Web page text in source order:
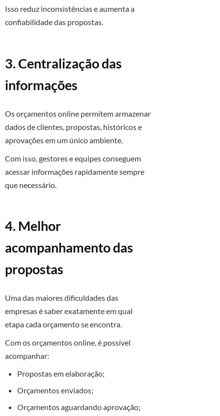
Isso reduz inconsistências e aumenta a
confiabilidade das propostas.
3. Centralização das
informações
Os orçamentos online permitem armazenar
dados de clientes, propostas, históricos e
aprovações em um único ambiente.
Com isso, gestores e equipes conseguem
acessar informações rapidamente sempre
que necessário.
4. Melhor
acompanhamento das
propostas
Uma das maiores dificuldades das
empresas é saber exatamente em qual
etapa cada orçamento se encontra.
Com os orçamentos online, é possível
acompanhar:
Propostas em elaboração;
Orçamentos enviados;
Orçamentos aguardando aprovação;